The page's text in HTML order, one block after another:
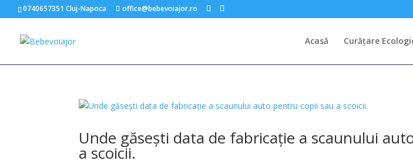
0740657351 Cluj-Napoca office@bebevoiajor.ro
Acasă Curățare
Unde găsești data de fabricație a scaunului
a scoicii.